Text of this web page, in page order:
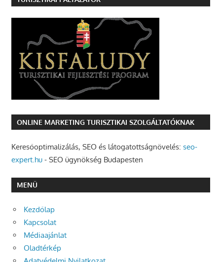
ONLINE MARKETING TURISZTIKAI SZOLGÁLTATÓKNAK
Keresőoptimalizálás, SEO és látogatottságnövelés: seo-
expert.hu- SEO ügynökség Budapesten
MENÜ
Kezdőlap
Kapcsolat
Médiaajánlat
Oladtérkép